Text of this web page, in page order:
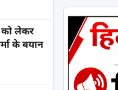
को लेकर
के बयान